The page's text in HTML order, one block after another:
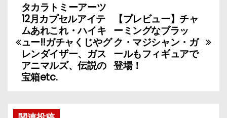
投
稿
ナ
ビ
【プレビュー】チャ
ーミングなブラッ
ク・マジシャン・ガ
ールもフィギュアで
登場！
タカラトミーアーツ
12月カプセルアイテ
ムあれこれ・ハイキ
ュー!!ガチャくじやグ
レンダイザー、ガス
アニマルズ、伝説の
宝箱etc.